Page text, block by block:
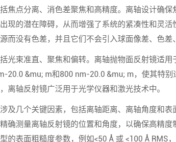
焦点分离、消色差聚焦和高精度。离轴设计确
现的潜在障碍，从而增强了系统的紧凑性和灵
而没有色差，并且它们不会引入球面像差、色差
光束准直、聚焦和偏转。离轴抛物面反射镜适用
20.0 &mu; m和800 nm-20.0 &mu; m，使其特别
离轴反射镜广泛用于光学仪器和激光技术中。
及几个关键因素，包括离轴距离、离轴角度和
确测量离轴反射镜的位置和角度，以确保高精度
的表面粗糙度参数，例如<50 Å 或 <100 Å RMS